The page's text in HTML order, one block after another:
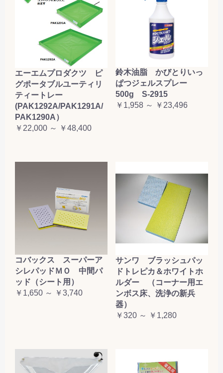
エーエムプロダクツ ピ
グポータブルユーティリ
ティートレー
(PAK1292A/PAK1291A/
PAK1290A）
￥22,000 ～ ￥48,400
鈴木油脂 かびとりいっ
ぱつジェルスプレー
500g S-2915
￥1,958 ～ ￥23,496
コバックス スーパーア
シレパッドＭＯ 中間パ
ッド（シート用）
￥1,650 ～ ￥3,740
サンワ ブラッシュパッ
ドトレピカ＆ホワイトホ
ルダー （コーナー用エ
ンボス床、洗浄の新兵
器）
￥320 ～ ￥1,280